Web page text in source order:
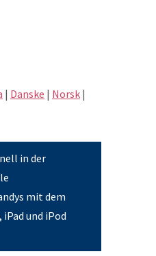
| Danske | Norsk |
in der
mit dem
und iPod